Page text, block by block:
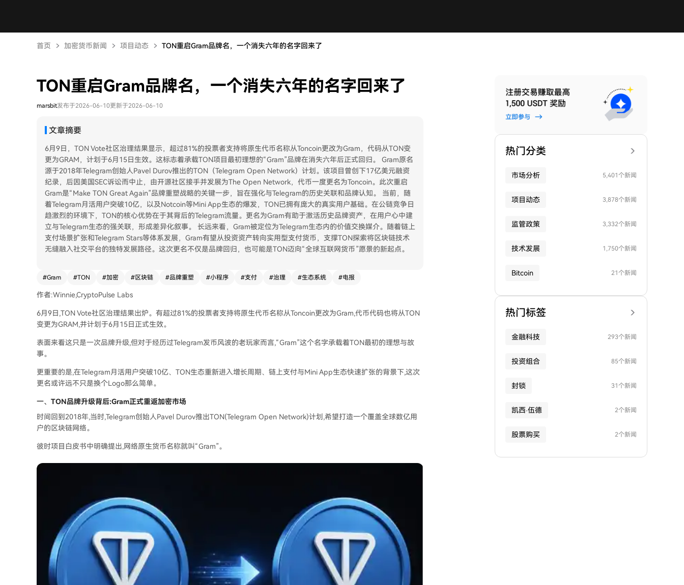
首页 加密货币新闻 项目动态 TON重启Gram品牌名，一个消失六年的名字回来了
TON重启Gram品牌名，一个消失六年的名字回来了
marsbit发布于2026-06-10更新于2026-06-10
文章摘要
6月9日，TON Vote社区治理结果显示，超过81%的投票者支持将原生代币名称从Toncoin更改为Gram，代码从TON变
更为GRAM，计划于6月15日生效。这标志着承载TON项目最初理想的“Gram”品牌在消失六年后正式回归。 Gram原名
源于2018年Telegram创始人Pavel Durov推出的TON（Telegram Open Network）计划。该项目曾创下17亿美元融资
纪录，后因美国SEC诉讼而中止，由开源社区接手并发展为The Open Network，代币一度更名为Toncoin。此次重启
Gram是“Make TON Great Again”品牌重塑战略的关键一步，旨在强化与Telegram的历史关联和品牌认知。 当前，随
着Telegram月活用户突破10亿，以及Notcoin等Mini App生态的爆发，TON已拥有庞大的真实用户基础。在公链竞争日
趋激烈的环境下，TON的核心优势在于其背后的Telegram流量。更名为Gram有助于激活历史品牌资产，在用户心中建
立与Telegram生态的强关联，形成差异化叙事。 长远来看，Gram被定位为Telegram生态内的价值交换媒介。随着链上
支付场景扩张和Telegram Stars等体系发展，Gram有望从投资资产转向实用型支付货币，支撑TON探索将区块链技术
无缝融入社交平台的独特发展路径。这次更名不仅是品牌回归，也可能是TON迈向“全球互联网货币”愿景的新起点。
#Gram #TON #加密 #区块链 #品牌重塑 #小程序 #支付 #治理 #生态系统 #电报
作者:Winnie,CryptoPulse Labs
6月9日,TON Vote社区治理结果出炉。有超过81%的投票者支持将原生代币名称从Toncoin更改为Gram,代币代码也将从TON
变更为GRAM,并计划于6月15日正式生效。
表面来看这只是一次品牌升级,但对于经历过Telegram发币风波的老玩家而言,“Gram”这个名字承载着TON最初的理想与故
事。
更重要的是,在Telegram月活用户突破10亿、TON生态重新进入增长周期、链上支付与Mini App生态快速扩张的背景下,这次
更名或许远不只是换个Logo那么简单。
一、 TON品牌升级背后:Gram正式重返加密市场
时间回到2018年,当时,Telegram创始人Pavel Durov推出TON(Telegram Open Network)计划,希望打造一个覆盖全球数亿用
户的区块链网络。
彼时项目白皮书中明确提出,网络原生货币名称就叫“Gram”。
热门分类
市场分析 5,401个新闻
项目动态 3,878个新闻
监管政策 3,332个新闻
技术发展 1,750个新闻
Bitcoin 21个新闻
热门标签
金融科技 293个新闻
投资组合 85个新闻
封锁 31个新闻
凯西·伍德 2个新闻
股票购买 2个新闻